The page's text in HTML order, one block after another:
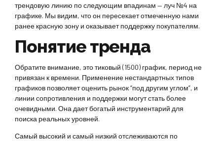
трендовую линию по следующим впадинам — луч №4 на
графике. Мы видим, что он пересекает отмеченную нами
ранее красную зону и оказывает поддержку покупателям.
Понятие тренда
Обратите внимание, это тиковый (1500) график, период не
привязан к времени. Применение нестандартных типов
графиков позволяет оценить рынок “под другим углом”, и
линии сопротивления и поддержки могут стать более
очевидными. Она дает богатый инструментарий для
поиска реальных уровней.
Самый высокий и самый низкий отслеживаются по